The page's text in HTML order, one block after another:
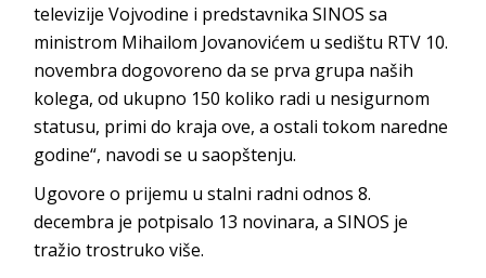
televizije Vojvodine i predstavnika SINOS sa
ministrom Mihailom Jovanovićem u sedištu RTV 10.
novembra dogovoreno da se prva grupa naših
kolega, od ukupno 150 koliko radi u nesigurnom
statusu, primi do kraja ove, a ostali tokom naredne
godine“, navodi se u saopštenju.
Ugovore o prijemu u stalni radni odnos 8.
decembra je potpisalo 13 novinara, a SINOS je
tražio trostruko više.